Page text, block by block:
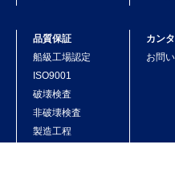
品質保証
船級工場認定
ISO9001
破壊検査
非破壊検査
製造工程
カン
お問